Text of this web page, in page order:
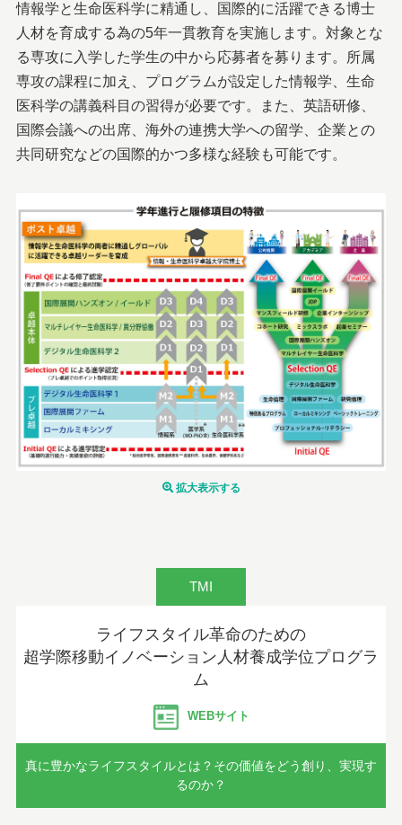
情報学と生命医科学に精通し、国際的に活躍できる博士
人材を育成する為の5年一貫教育を実施します。対象とな
る専攻に入学した学生の中から応募者を募ります。所属
専攻の課程に加え、プログラムが設定した情報学、生命
医科学の講義科目の習得が必要です。また、英語研修、
国際会議への出席、海外の連携大学への留学、企業との
共同研究などの国際的かつ多様な経験も可能です。
拡大表示する
TMI
ライフスタイル革命のための
超学際移動イノベーション人材養成学位プログラ
ム
WEBサイト
真に豊かなライフスタイルとは？その価値をどう創り、実現す
るのか？